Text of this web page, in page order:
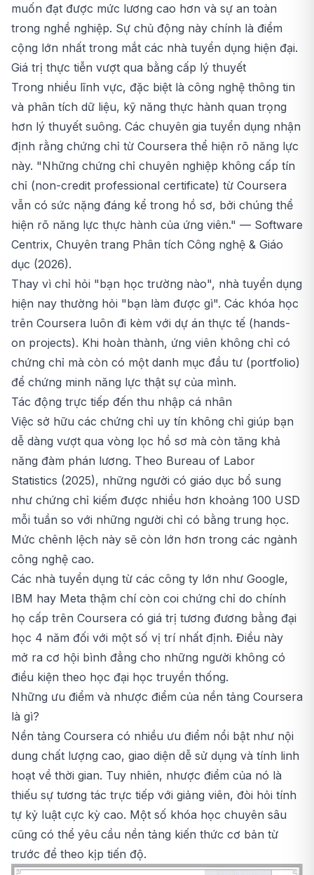
muốn đạt được mức lương cao hơn và sự an toàn
trong nghề nghiệp. Sự chủ động này chính là điểm
cộng lớn nhất trong mắt các nhà tuyển dụng hiện đại.
Giá trị thực tiễn vượt qua bằng cấp lý thuyết
Trong nhiều lĩnh vực, đặc biệt là công nghệ thông tin
và phân tích dữ liệu, kỹ năng thực hành quan trọng
hơn lý thuyết suông. Các chuyên gia tuyển dụng nhận
định rằng chứng chỉ từ Coursera thể hiện rõ năng lực
này. "Những chứng chỉ chuyên nghiệp không cấp tín
chỉ (non-credit professional certificate) từ Coursera
vẫn có sức nặng đáng kể trong hồ sơ, bởi chúng thể
hiện rõ năng lực thực hành của ứng viên." — Software
Centrix, Chuyên trang Phân tích Công nghệ & Giáo
dục (2026).
Thay vì chỉ hỏi "bạn học trường nào", nhà tuyển dụng
hiện nay thường hỏi "bạn làm được gì". Các khóa học
trên Coursera luôn đi kèm với dự án thực tế (hands-
on projects). Khi hoàn thành, ứng viên không chỉ có
chứng chỉ mà còn có một danh mục đầu tư (portfolio)
để chứng minh năng lực thật sự của mình.
Tác động trực tiếp đến thu nhập cá nhân
Việc sở hữu các chứng chỉ uy tín không chỉ giúp bạn
dễ dàng vượt qua vòng lọc hồ sơ mà còn tăng khả
năng đàm phán lương. Theo Bureau of Labor
Statistics (2025), những người có giáo dục bổ sung
như chứng chỉ kiếm được nhiều hơn khoảng 100 USD
mỗi tuần so với những người chỉ có bằng trung học.
Mức chênh lệch này sẽ còn lớn hơn trong các ngành
công nghệ cao.
Các nhà tuyển dụng từ các công ty lớn như Google,
IBM hay Meta thậm chí còn coi chứng chỉ do chính
họ cấp trên Coursera có giá trị tương đương bằng đại
học 4 năm đối với một số vị trí nhất định. Điều này
mở ra cơ hội bình đẳng cho những người không có
điều kiện theo học đại học truyền thống.
Những ưu điểm và nhược điểm của nền tảng Coursera
là gì?
Nền tảng Coursera có nhiều ưu điểm nổi bật như nội
dung chất lượng cao, giao diện dễ sử dụng và tính linh
hoạt về thời gian. Tuy nhiên, nhược điểm của nó là
thiếu sự tương tác trực tiếp với giảng viên, đòi hỏi tính
tự kỷ luật cực kỳ cao. Một số khóa học chuyên sâu
cũng có thể yêu cầu nền tảng kiến thức cơ bản từ
trước để theo kịp tiến độ.